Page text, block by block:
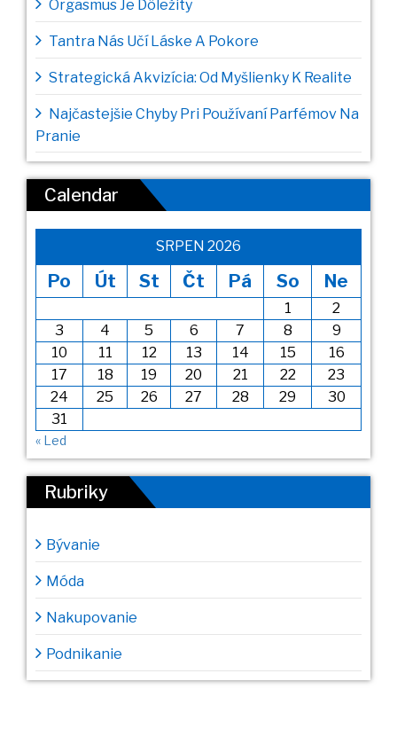
Orgasmus Je Dôležity
Tantra Nás Učí Láske A Pokore
Strategická Akvizícia: Od Myšlienky K Realite
Najčastejšie Chyby Pri Používaní Parfémov Na
Pranie
Calendar
SRPEN 2026
Po Út St Čt Pá So Ne
1
2
3
4 5 6 7 8
9
10
11 12 13 14 15
16
17
18 19 20 21 22
23
24
25 26 27 28 29
30
31
« Led
Rubriky
Bývanie
Móda
Nakupovanie
Podnikanie